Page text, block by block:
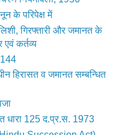
धारा 125 द.प्र.स. 1973
(Hindu Succession Act)
108
498 व 498 ए